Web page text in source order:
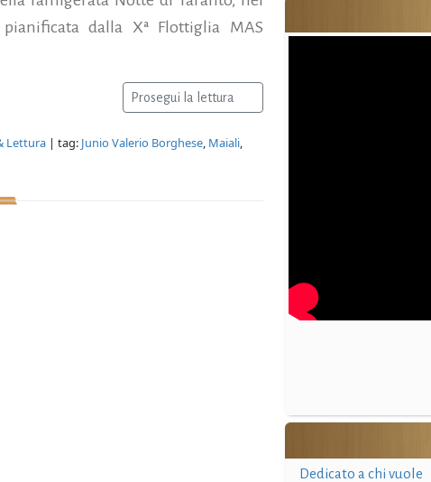
dalla Xª Flottiglia MAS
Prosegui la lettura
Lettura | tag: Junio Valerio Borghese, Maiali,
Dedicato a chi vuole